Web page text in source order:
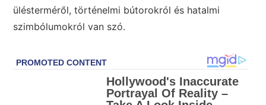
ülésterméről, történelmi bútorokról és hatalmi
szimbólumokról van szó.